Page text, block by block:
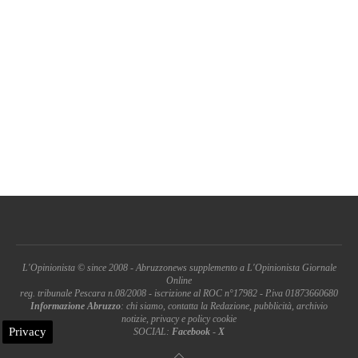
L'Opinionista © since 2008 - Abruzzonews supplemento a L'Opinionista Giornale
Online
reg. tribunale Pescara n.08/2008 - iscrizione al ROC n°17982 - P.iva 01873660680
Informazione Abruzzo: chi siamo, contatta la Redazione, pubblicità, archivio
notizie, privacy e policy cookie
SOCIAL: Facebook - X
Privacy